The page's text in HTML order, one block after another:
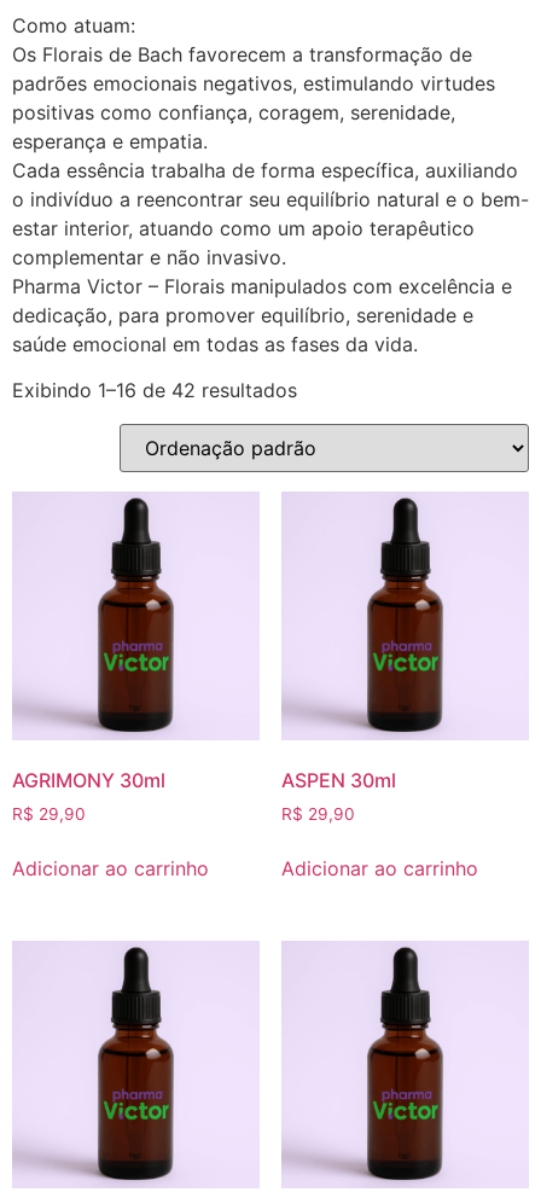
Como atuam:
Os Florais de Bach favorecem a transformação de
padrões emocionais negativos, estimulando virtudes
positivas como confiança, coragem, serenidade,
esperança e empatia.
Cada essência trabalha de forma específica, auxiliando
o indivíduo a reencontrar seu equilíbrio natural e o bem-
estar interior, atuando como um apoio terapêutico
complementar e não invasivo.
Pharma Victor – Florais manipulados com excelência e
dedicação, para promover equilíbrio, serenidade e
saúde emocional em todas as fases da vida.
Exibindo 1–16 de 42 resultados
AGRIMONY 30ml
R$ 29,90
Adicionar ao carrinho
ASPEN 30ml
R$ 29,90
Adicionar ao carrinho